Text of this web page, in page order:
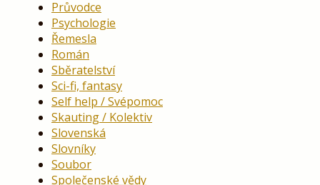
Průvodce
Psychologie
Řemesla
Román
Sběratelství
Sci-fi, fantasy
Self help / Svépomoc
Skauting / Kolektiv
Slovenská
Slovníky
Soubor
Společenské vědy